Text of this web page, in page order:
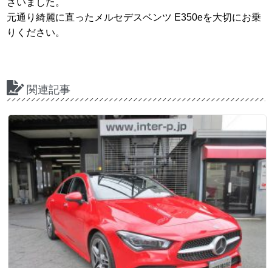
ざいました。
元通り綺麗に直ったメルセデスベンツ E350eを大切にお乗
りください。
関連記事